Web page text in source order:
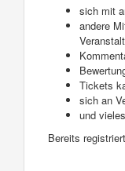
sich mit
andere
Tickets
sich an
und
Bereits